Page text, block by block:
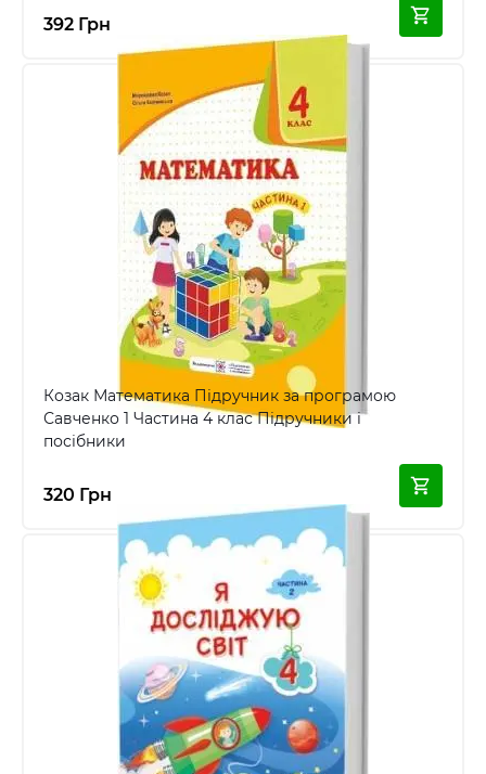
392 Грн
Козак Математика Підручник за програмою
Савченко 1 Частина 4 клас Підручники і
посібники
320 Грн